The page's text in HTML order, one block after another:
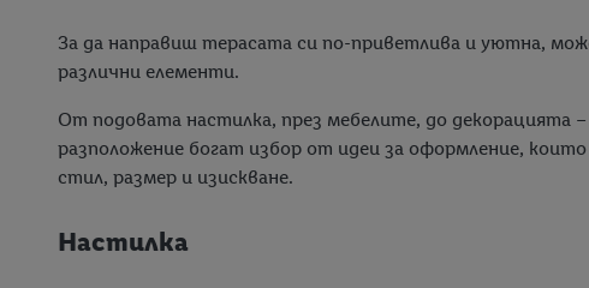
За да направиш терасата си по-приветлива и уютна,
различни елементи.
От подовата настилка, през мебелите, до декорацията
разположение богат избор от идеи за оформление,
стил, размер и изискване.
Настилка